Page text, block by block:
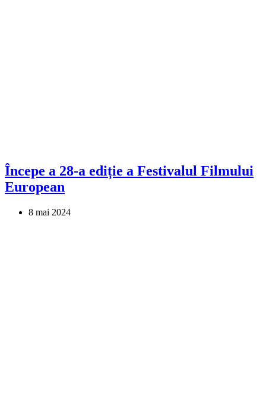
Începe a 28-a ediție a Festivalul Filmului
European
8 mai 2024